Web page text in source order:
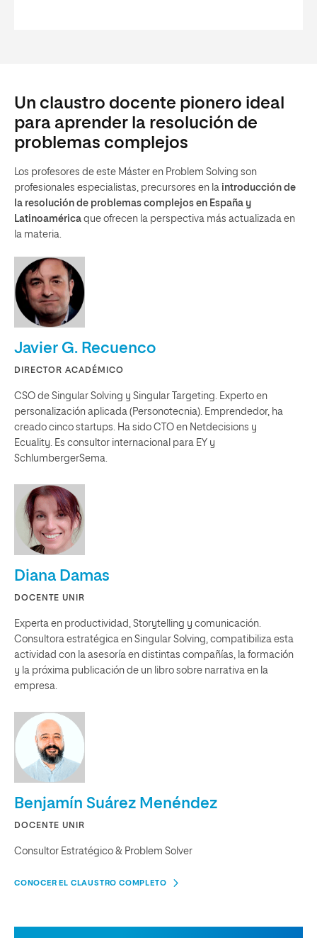
Un claustro docente pionero ideal
para aprender la resolución de
problemas complejos
Los profesores de este Máster en Problem Solving son
profesionales especialistas, precursores en la introducción de
la resolución de problemas complejos en España y
Latinoamérica que ofrecen la perspectiva más actualizada en
la materia.
Javier G. Recuenco
DIRECTOR ACADÉMICO
CSO de Singular Solving y Singular Targeting. Experto en
personalización aplicada (Personotecnia). Emprendedor, ha
creado cinco startups. Ha sido CTO en Netdecisions y
Ecuality. Es consultor internacional para EY y
SchlumbergerSema.
Diana Damas
DOCENTE UNIR
Experta en productividad, Storytelling y comunicación.
Consultora estratégica en Singular Solving, compatibiliza esta
actividad con la asesoría en distintas compañías, la formación
y la próxima publicación de un libro sobre narrativa en la
empresa.
Benjamín Suárez Menéndez
DOCENTE UNIR
Consultor Estratégico & Problem Solver
CONOCER EL CLAUSTRO COMPLETO